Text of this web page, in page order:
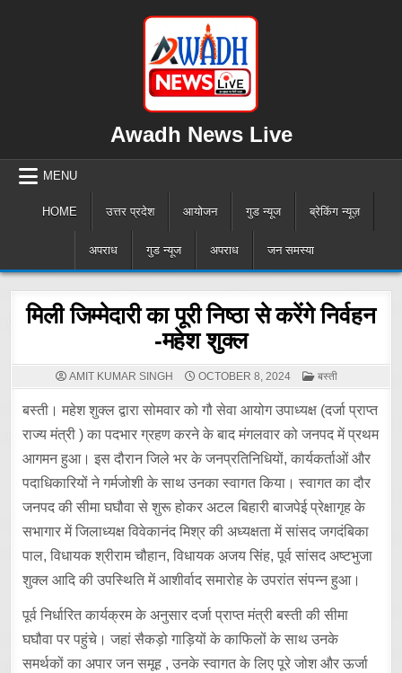
Awadh News Live
MENU
HOME उत्तर प्रदेश आयोजन गुड न्यूज ब्रेकिंग न्यूज़
अपराध गुड न्यूज अपराध जन समस्या
मिली जिम्मेदारी का पूरी निष्ठा से करेंगे निर्वहन
-महेश शुक्ल
AMIT KUMAR SINGH OCTOBER 8, 2024
POSTED
IN
बस्ती
बस्ती। महेश शुक्ल द्वारा सोमवार को गौ सेवा आयोग उपाध्यक्ष (दर्जा प्राप्त
राज्य मंत्री ) का पदभार ग्रहण करने के बाद मंगलवार को जनपद में प्रथम
आगमन हुआ। इस दौरान जिले भर के जनप्रतिनिधियों, कार्यकर्ताओं और
पदाधिकारियों ने गर्मजोशी के साथ उनका स्वागत किया। स्वागत का दौर
जनपद की सीमा घघौवा से शुरू होकर अटल बिहारी बाजपेई प्रेक्षागृह के
सभागार में जिलाध्यक्ष विवेकानंद मिश्र की अध्यक्षता में सांसद जगदंबिका
पाल, विधायक श्रीराम चौहान, विधायक अजय सिंह, पूर्व सांसद अष्टभुजा
शुक्ल आदि की उपस्थिति में आशीर्वाद समारोह के उपरांत संपन्न हुआ।
पूर्व निर्धारित कार्यक्रम के अनुसार दर्जा प्राप्त मंत्री बस्ती की सीमा
घघौवा पर पहुंचे। जहां सैकड़ो गाड़ियों के काफिलों के साथ उनके
समर्थकों का अपार जन समूह , उनके स्वागत के लिए पूरे जोश और ऊर्जा